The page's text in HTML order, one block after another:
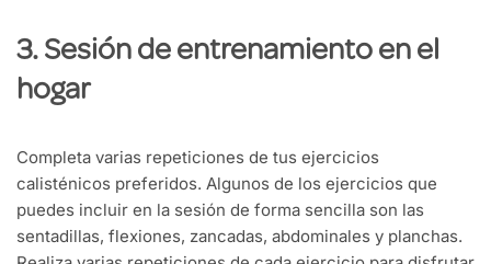
3. Sesión de entrenamiento en el
hogar
Completa varias repeticiones de tus ejercicios
calisténicos preferidos. Algunos de los ejercicios que
puedes incluir en la sesión de forma sencilla son las
sentadillas, flexiones, zancadas, abdominales y planchas.